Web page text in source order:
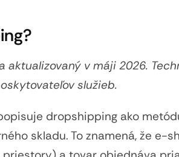
aktualizovaný v máji 2026.
služieb.
dropshipping ako
skladu. To znamená, že e-